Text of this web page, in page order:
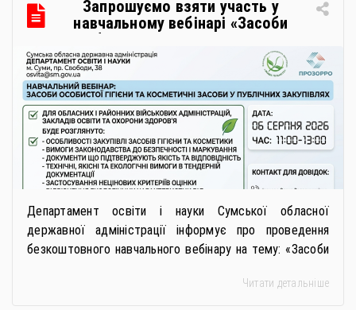
Запрошуємо взяти участь у
навчальному вебінарі «Засоби
особистої гігієни та косметичні
засоби у публічних закупівлях: як
сформувати вимоги та обрати
безпечну і якісну продукцію»
Департамент освіти і науки Сумської обласної
державної адміністрації інформує про проведення
безкоштовного навчального вебінару на тему: «Засоби
закупівлях: як сформувати вимоги та обрати безпечну і
Читати детальніше